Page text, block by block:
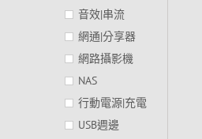
音效|串流
網通|分享器
網路攝影機
NAS
行動電源|充電
USB週邊